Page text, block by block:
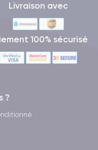
Livraison avec
100% sécurisé
?